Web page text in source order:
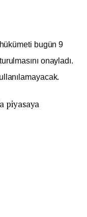
bugün 9
onayladı.
piyasaya